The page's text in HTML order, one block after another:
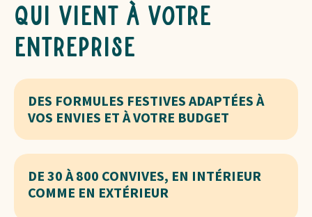
qui vient à votre
entreprise
DES FORMULES FESTIVES ADAPTÉES À
VOS ENVIES ET À VOTRE BUDGET
DE 30 À 800 CONVIVES, EN INTÉRIEUR
COMME EN EXTÉRIEUR